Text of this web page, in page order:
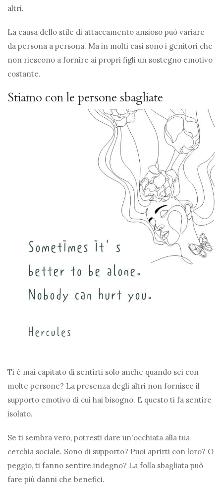
altri.
La causa dello stile di attaccamento ansioso può variare
da persona a persona. Ma in molti casi sono i genitori che
non riescono a fornire ai propri figli un sostegno emotivo
costante.
Stiamo con le persone sbagliate
Ti è mai capitato di sentirti solo anche quando sei con
molte persone? La presenza degli altri non fornisce il
supporto emotivo di cui hai bisogno. E questo ti fa sentire
isolato.
Se ti sembra vero, potresti dare un'occhiata alla tua
cerchia sociale. Sono di supporto? Puoi aprirti con loro? O
peggio, ti fanno sentire indegno? La folla sbagliata può
fare più danni che benefici.